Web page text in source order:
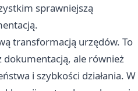
sprawniejszą
transformacją urzędów. To
ale również
i szybkości działania. W